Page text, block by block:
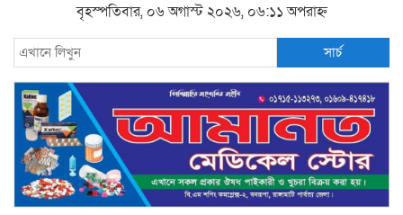
বৃহস্পতিবার, ০৬ অগাস্ট ২০২৬, ০৬:১১ অপরাহ্ন
সার্চ